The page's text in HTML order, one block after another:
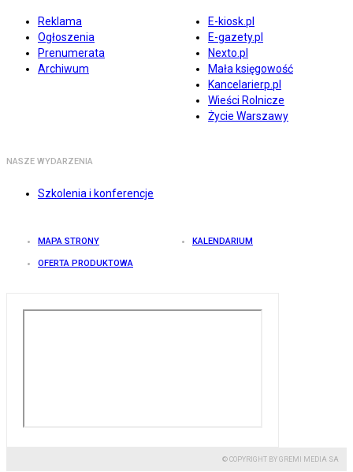
Reklama
Ogłoszenia
Prenumerata
Archiwum
E-kiosk.pl
E-gazety.pl
Nexto.pl
Mała księgowość
Kancelarierp.pl
Wieści Rolnicze
Życie Warszawy
NASZE WYDARZENIA
Szkolenia i konferencje
MAPA STRONY KALENDARIUM
OFERTA PRODUKTOWA
© COPYRIGHT BY GREMI MEDIA SA